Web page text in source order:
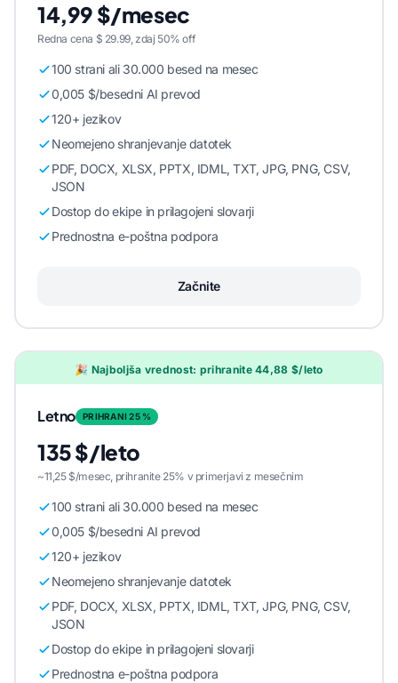
14,99 $/mesec
Redna cena $ 29.99, zdaj 50% off
100 strani ali 30.000 besed na mesec
0,005 $/besedni AI prevod
120+ jezikov
Neomejeno shranjevanje datotek
PDF, DOCX, XLSX, PPTX, IDML, TXT, JPG, PNG, CSV,
JSON
Dostop do ekipe in prilagojeni slovarji
Prednostna e-poštna podpora
Začnite
🎉 Najboljša vrednost: prihranite 44,88 $/leto
Letno PRIHRANI 25 %
135 $/leto
~11,25 $/mesec, prihranite 25% v primerjavi z mesečnim
100 strani ali 30.000 besed na mesec
0,005 $/besedni AI prevod
120+ jezikov
Neomejeno shranjevanje datotek
PDF, DOCX, XLSX, PPTX, IDML, TXT, JPG, PNG, CSV,
JSON
Dostop do ekipe in prilagojeni slovarji
Prednostna e-poštna podpora